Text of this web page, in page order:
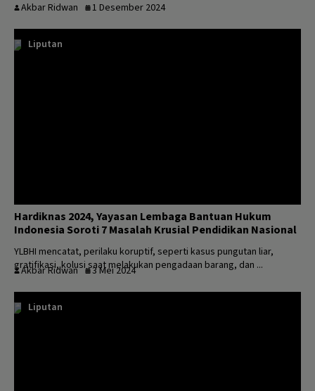
Akbar Ridwan 1 Desember 2024
Liputan
Hardiknas 2024, Yayasan Lembaga Bantuan Hukum
Indonesia Soroti 7 Masalah Krusial Pendidikan Nasional
YLBHI mencatat, perilaku koruptif, seperti kasus pungutan liar,
gratifikasi, kolusi saat melakukan pengadaan barang, dan ...
Akbar Ridwan 3 Mei 2024
Liputan